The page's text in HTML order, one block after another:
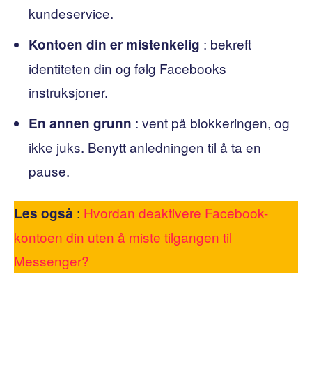
kundeservice.
Kontoen din er mistenkelig : bekreft
identiteten din og følg Facebooks
instruksjoner.
En annen grunn : vent på blokkeringen, og
ikke juks. Benytt anledningen til å ta en
pause.
Les også : Hvordan deaktivere Facebook-
kontoen din uten å miste tilgangen til
Messenger?